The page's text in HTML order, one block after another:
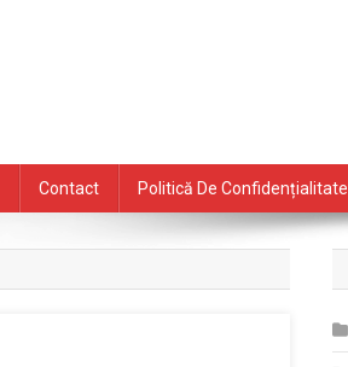
Contact Politică De Confidențialitate